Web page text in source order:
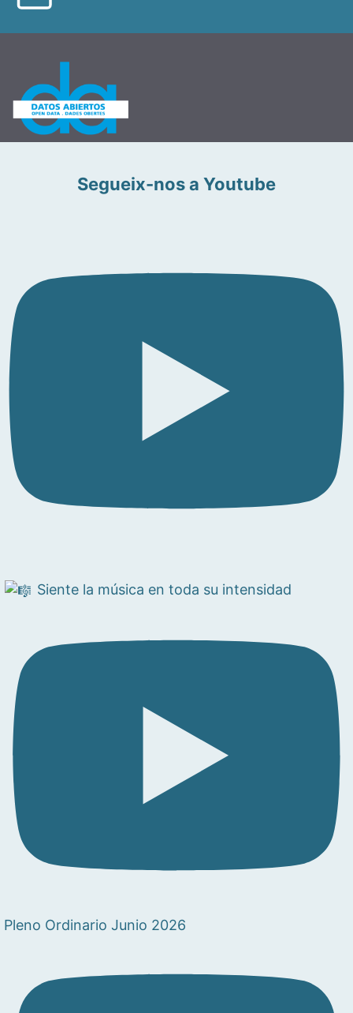
Segueix-nos a Youtube
Siente la música en toda su intensidad
Pleno Ordinario Junio 2026